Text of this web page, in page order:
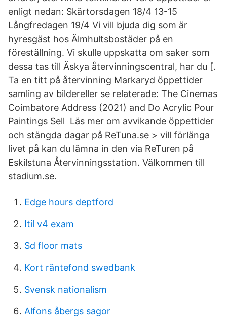
enligt nedan: Skärtorsdagen 18/4 13-15
Långfredagen 19/4 Vi vill bjuda dig som är
hyresgäst hos Älmhultsbostäder på en
föreställning. Vi skulle uppskatta om saker som
dessa tas till Äskya återvinningscentral, har du [.
Ta en titt på återvinning Markaryd öppettider
samling av bildereller se relaterade: The Cinemas
Coimbatore Address (2021) and Do Acrylic Pour
Paintings Sell Läs mer om avvikande öppettider
och stängda dagar på ReTuna.se > vill förlänga
livet på kan du lämna in den via ReTuren på
Eskilstuna Återvinningsstation. Välkommen till
stadium.se.
Edge hours deptford
Itil v4 exam
Sd floor mats
Kort räntefond swedbank
Svensk nationalism
Alfons åbergs sagor